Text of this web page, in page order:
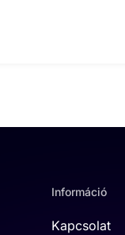
Információ
Kapcsolat